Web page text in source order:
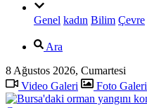
Genel kadın Bilim Çevre
Ara
8 Ağustos 2026, Cumartesi
Video Galeri
Foto Galeri